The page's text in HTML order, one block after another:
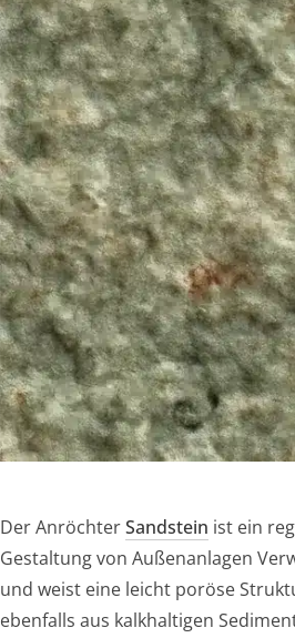
Der AnröchterSandstein ist ein
Gestaltung von Außenanlagen
und weist eine leicht poröse
ebenfalls aus kalkhaltigen